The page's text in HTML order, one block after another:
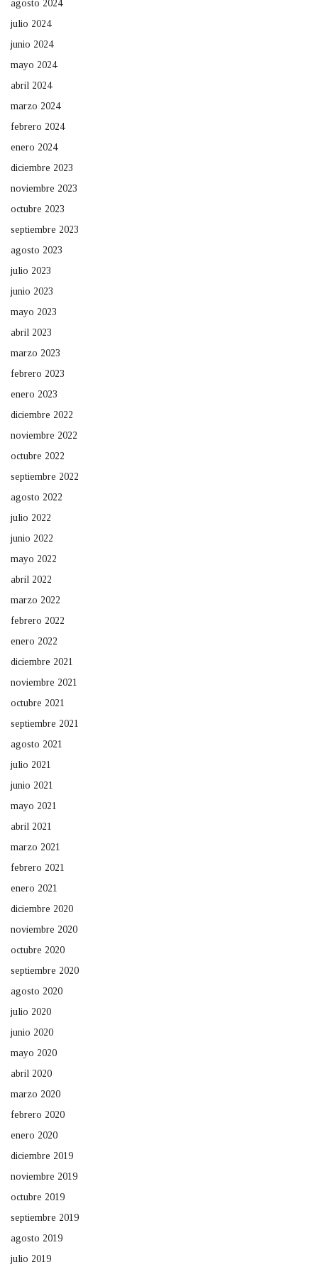
agosto 2024
julio 2024
junio 2024
mayo 2024
abril 2024
marzo 2024
febrero 2024
enero 2024
diciembre 2023
noviembre 2023
octubre 2023
septiembre 2023
agosto 2023
julio 2023
junio 2023
mayo 2023
abril 2023
marzo 2023
febrero 2023
enero 2023
diciembre 2022
noviembre 2022
octubre 2022
septiembre 2022
agosto 2022
julio 2022
junio 2022
mayo 2022
abril 2022
marzo 2022
febrero 2022
enero 2022
diciembre 2021
noviembre 2021
octubre 2021
septiembre 2021
agosto 2021
julio 2021
junio 2021
mayo 2021
abril 2021
marzo 2021
febrero 2021
enero 2021
diciembre 2020
noviembre 2020
octubre 2020
septiembre 2020
agosto 2020
julio 2020
junio 2020
mayo 2020
abril 2020
marzo 2020
febrero 2020
enero 2020
diciembre 2019
noviembre 2019
octubre 2019
septiembre 2019
agosto 2019
julio 2019